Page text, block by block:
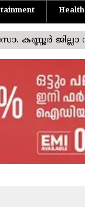
Health